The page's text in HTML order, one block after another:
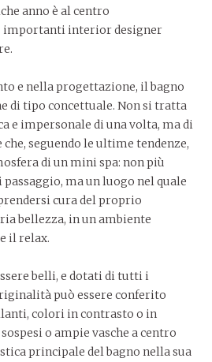
anno è al centro
importanti interior designer
e nella progettazione, il bagno
di tipo concettuale. Non si tratta
e impersonale di una volta, ma di
seguendo le ultime tendenze,
di un mini spa: non più
ma un luogo nel quale
cura del proprio
bellezza, in un ambiente
il relax.
belli, e dotati di tutti i
può essere conferito
colori in contrasto o in
o ampie vasche a centro
principale del bagno nella sua